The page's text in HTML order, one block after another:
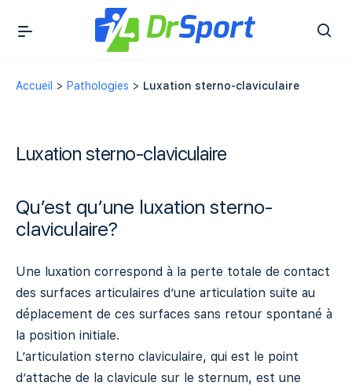
Accueil > Pathologies > Luxation sterno-claviculaire
Luxation sterno-claviculaire
Qu’est qu’une luxation sterno-
claviculaire?
Une luxation correspond à la perte totale de contact
des surfaces articulaires d’une articulation suite au
déplacement de ces surfaces sans retour spontané à
la position initiale.
L’articulation sterno claviculaire, qui est le point
d’attache de la clavicule sur le sternum, est une